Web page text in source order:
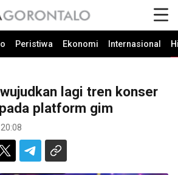
Peristiwa Ekonomi Internasional
lagi tren konser
platform gim